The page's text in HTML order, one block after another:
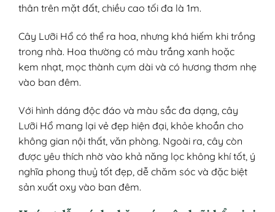
thân trên mặt đất, chiều cao tối đa là 1m.
Cây Lưỡi Hổ có thể ra hoa, nhưng khá hiếm khi trồng
trong nhà. Hoa thường có màu trắng xanh hoặc
kem nhạt, mọc thành cụm dài và có hương thơm nhẹ
vào ban đêm.
Với hình dáng độc đáo và màu sắc đa dạng, cây
Lưỡi Hổ mang lại vẻ đẹp hiện đại, khỏe khoắn cho
không gian nội thất, văn phòng. Ngoài ra, cây còn
được yêu thích nhờ vào khả năng lọc không khí tốt, ý
nghĩa phong thuỷ tốt đẹp, dễ chăm sóc và đặc biệt
sản xuất oxy vào ban đêm.